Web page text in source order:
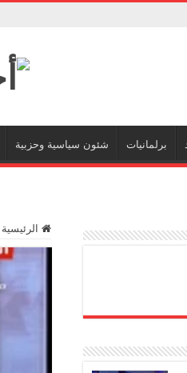
برلمانيات شئون سياسية وحزبية
الرئيسية